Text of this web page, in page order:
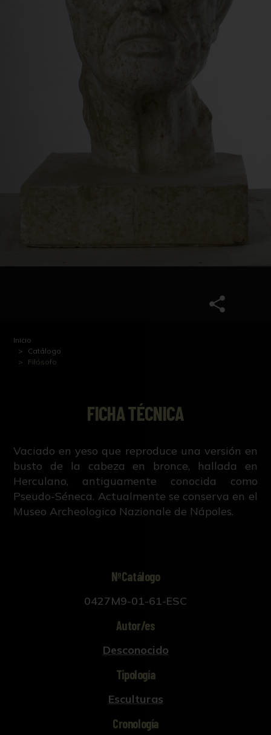
Inicio
Catálogo
Filósofo
FICHA TÉCNICA
Vaciado en yeso que reproduce una versión en
busto de la cabeza en bronce, hallada en
Herculano, antiguamente conocida como
Pseudo-Séneca. Actualmente se conserva en el
Museo Archeologico Nazionale de Nápoles.
NºCatálogo
0427M9-01-61-ESC
Autor/es
Desconocido
Tipología
Esculturas
Cronología